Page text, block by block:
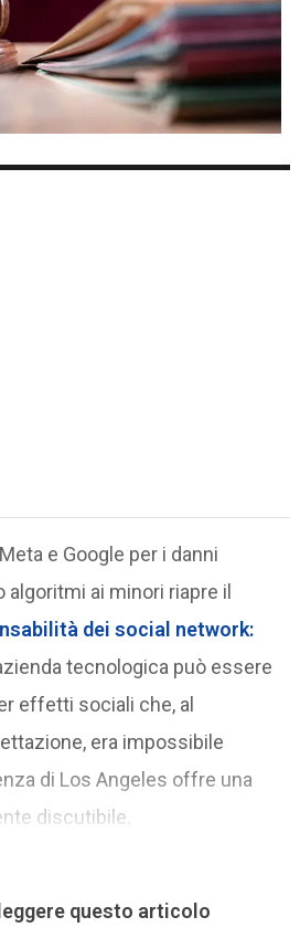
e Google per i danni
algoritmi ai minori riapre il
dei social network:
tecnologica può essere
effetti sociali che, al
era impossibile
di Los Angeles offre una
discutibile.
questo articolo